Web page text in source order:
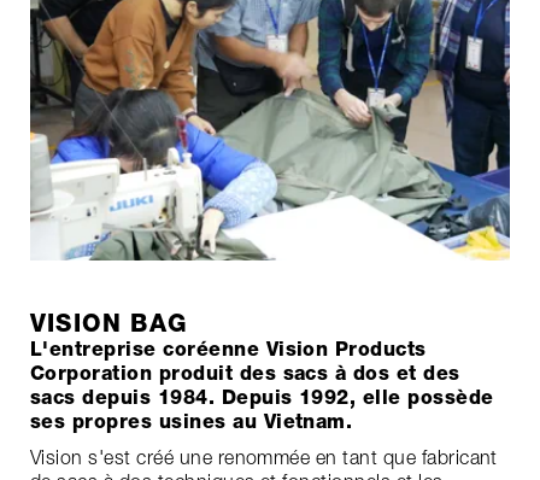
VISION BAG
L'entreprise coréenne Vision Products
Corporation produit des sacs à dos et des
sacs depuis 1984. Depuis 1992, elle possède
ses propres usines au Vietnam.
Vision s'est créé une renommée en tant que fabricant